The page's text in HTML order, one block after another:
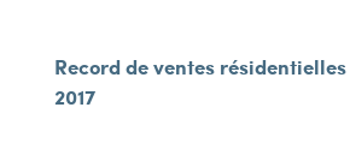
Record de ventes
2017